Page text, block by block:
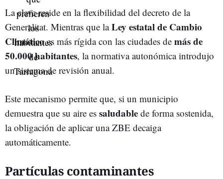
La clave reside en la flexibilidad del decreto de la
Generalitat. Mientras que laLey estatal de Cambio
Climáticoes más rígida con las ciudades de más de
50.000 habitantes, la normativa autonómica introdujo
un sistema de revisión anual.
Este mecanismo permite que, si un municipio
demuestra que su aire es saludable de forma sostenida,
la obligación de aplicar una ZBE decaiga
automáticamente.
Partículas contaminantes